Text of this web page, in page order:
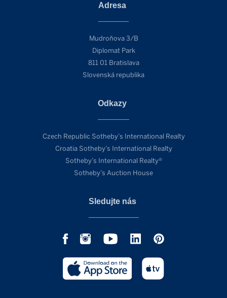
Adresa
Mudroňova 3/B
Diplomat Park
811 01 Bratislava
Slovenská republika
Odkazy
Czech Republic Sotheby’s International Realty
Croatia Sotheby’s International Realty
Sotheby’s International Realty®
Sotheby’s Auction House
Sledujte nás